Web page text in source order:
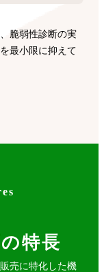
脆弱性診断の実
最小限に抑えて
特長
売に特化した機